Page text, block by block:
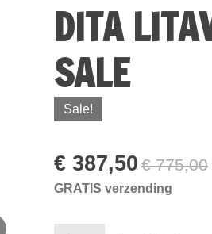
DITA
SALE
Sale!
€ 387,50 € 775,00
GRATIS verzending